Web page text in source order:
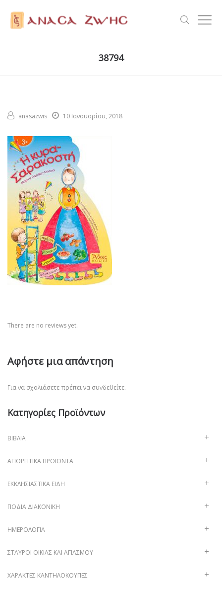
38794
anasazwis 10 Ιανουαρίου, 2018
There are no reviews yet.
Αφήστε μια απάντηση
Για να σχολιάσετε πρέπει να συνδεθείτε.
Κατηγορίες Προϊόντων
ΒΙΒΛΊΑ
ΑΓΙΟΡΕΊΤΙΚΑ ΠΡΟΪΌΝΤΑ
ΕΚΚΛΗΣΙΑΣΤΙΚΆ ΕΊΔΗ
ΠΟΔΙΆ ΔΙΑΚΟΝΙΚΉ
ΗΜΕΡΟΛΌΓΙΑ
ΣΤΑΥΡΟΊ ΟΙΚΊΑΣ ΚΑΙ ΑΓΙΑΣΜΟΎ
ΧΑΡΑΚΤΈΣ ΚΑΝΤΗΛΌΚΟΥΠΕΣ